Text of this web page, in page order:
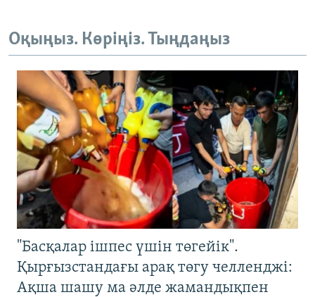
Оқыңыз. Көріңіз. Тыңдаңыз
"Басқалар ішпес үшін төгейік".
Қырғызстандағы арақ төгу челленджі:
Ақша шашу ма әлде жамандықпен